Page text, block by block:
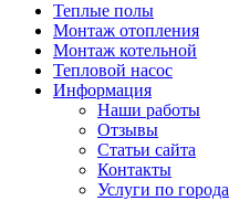
Теплые полы
Монтаж отопления
Монтаж котельной
Тепловой насос
Информация
Наши работы
Отзывы
Статьи сайта
Контакты
Услуги по